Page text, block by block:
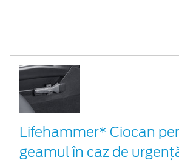
Lifehammer* Ciocan
geamul în caz de